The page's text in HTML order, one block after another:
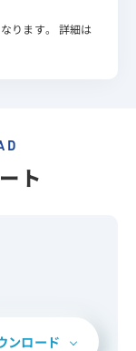
ります。 詳細は
ト
ンロード